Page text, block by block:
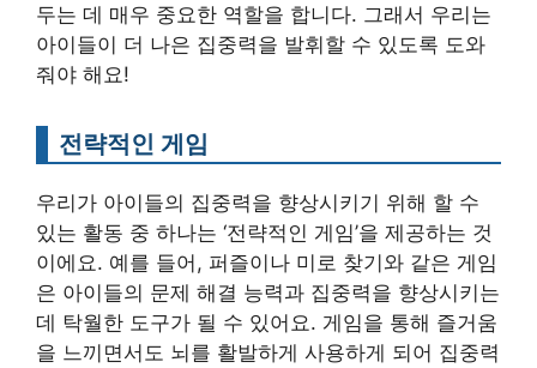
두는 데 매우 중요한 역할을 합니다. 그래서 우리는
아이들이 더 나은 집중력을 발휘할 수 있도록 도와
줘야 해요!
전략적인 게임
우리가 아이들의 집중력을 향상시키기 위해 할 수
있는 활동 중 하나는 ‘전략적인 게임’을 제공하는 것
이에요. 예를 들어, 퍼즐이나 미로 찾기와 같은 게임
은 아이들의 문제 해결 능력과 집중력을 향상시키는
데 탁월한 도구가 될 수 있어요. 게임을 통해 즐거움
을 느끼면서도 뇌를 활발하게 사용하게 되어 집중력